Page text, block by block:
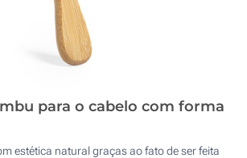
para o cabelo com forma
estética natural graças ao fato de ser feita